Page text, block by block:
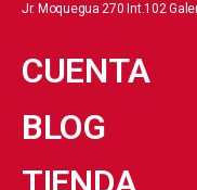
Jr. Moquegua 270 Int.102
CUENTA
BLOG